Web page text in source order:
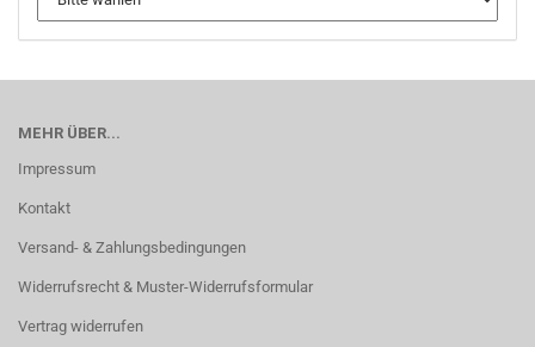
MEHR ÜBER...
Impressum
Kontakt
Versand- & Zahlungsbedingungen
Widerrufsrecht & Muster-Widerrufsformular
Vertrag widerrufen